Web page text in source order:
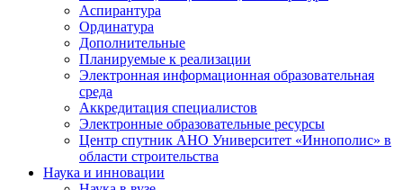
Аспирантура
Ординатура
Дополнительные
Планируемые к реализации
Электронная информационная образовательная
среда
Аккредитация специалистов
Электронные образовательные ресурсы
Центр спутник АНО Университет «Иннополис» в
области строительства
Наука и инновации